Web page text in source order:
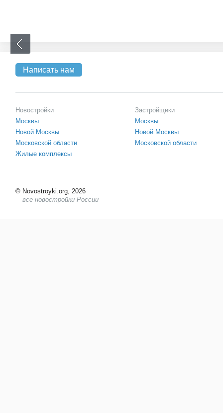
Написать нам
Новостройки
Москвы
Новой Москвы
Московской области
Жилые комплексы
Застройщики
Москвы
Новой Москвы
Московской области
© Novostroyki.org, 2026
все новостройки России